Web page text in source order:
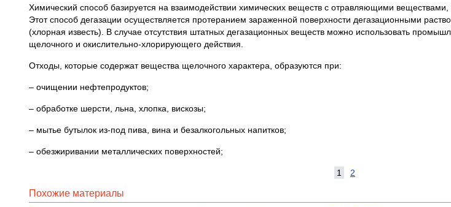
Химический способ базируется на взаимодействии химических веществ с отравляющими
Этот способ дегазации осуществляется протеранием зараженной поверхности дегазационными
(хлорная известь). В случае отсутствия штатных дегазационных веществ можно использовать
щелочного и окислительно-хлорирующего действия.
Отходы, которые содержат вещества щелочного характера, образуются при:
– очищении нефтепродуктов;
– обработке шерсти, льна, хлопка, вискозы;
– мытье бутылок из-под пива, вина и безалкогольных напитков;
– обезжиривании металлических поверхностей;
1 2
Похожие материалы